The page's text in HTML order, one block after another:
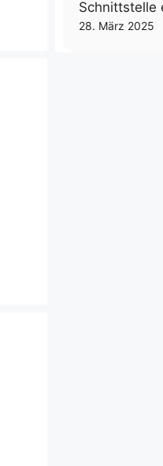
Schnittstelle
28. März 2025